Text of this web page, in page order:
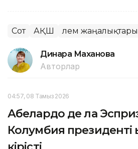
Сот АҚШ Әлем жаңалықтары
Динара Маханова
Авторлар
04:57, 08 Тамыз 2026
Абелардо де ла
Колумбия президенті